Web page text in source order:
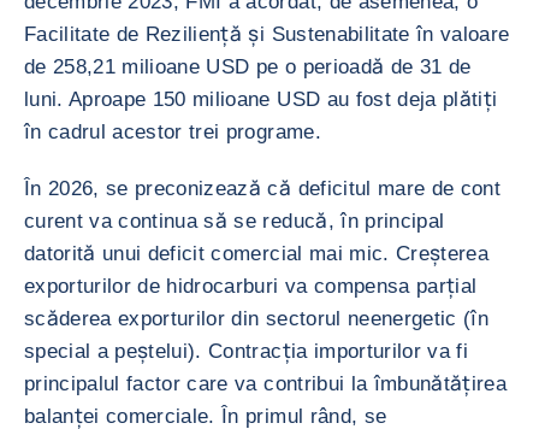
Facilitate de Reziliență și Sustenabilitate în valoare
de 258,21 milioane USD pe o perioadă de 31 de
luni. Aproape 150 milioane USD au fost deja plătiți
în cadrul acestor trei programe.
În 2026, se preconizează că deficitul mare de cont
curent va continua să se reducă, în principal
datorită unui deficit comercial mai mic. Creșterea
exporturilor de hidrocarburi va compensa parțial
scăderea exporturilor din sectorul neenergetic (în
special a peștelui). Contracția importurilor va fi
principalul factor care va contribui la îmbunătățirea
balanței comerciale. În primul rând, se